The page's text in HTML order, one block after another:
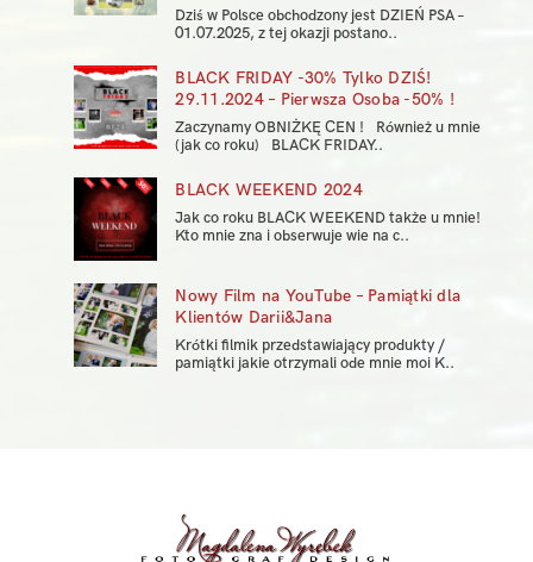
Dziś w Polsce obchodzony jest DZIEŃ PSA –
01.07.2025, z tej okazji postano..
BLACK FRIDAY -30% Tylko DZIŚ!
29.11.2024 – Pierwsza Osoba -50% !
Zaczynamy OBNIŻKĘ CEN ! Również u mnie
(jak co roku) BLACK FRIDAY..
BLACK WEEKEND 2024
Jak co roku BLACK WEEKEND także u mnie!
Kto mnie zna i obserwuje wie na c..
Nowy Film na YouTube – Pamiątki dla
Klientów Darii&Jana
Krótki filmik przedstawiający produkty /
pamiątki jakie otrzymali ode mnie moi K..